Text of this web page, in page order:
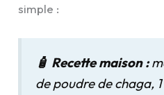
simple :
🧴 Recette maison :
de poudre de chaga,